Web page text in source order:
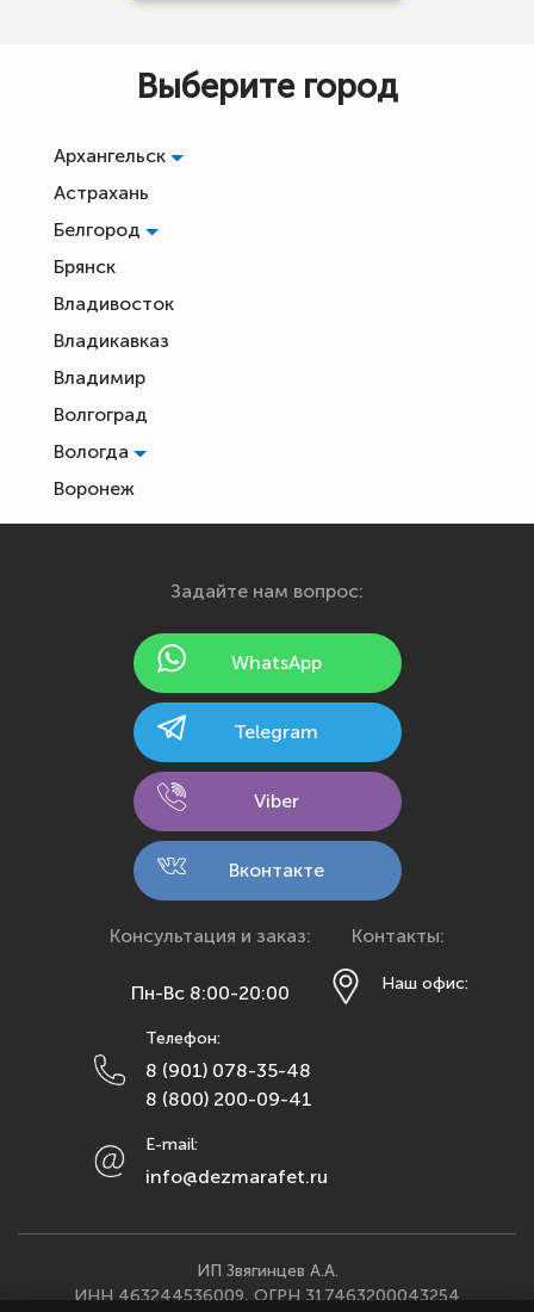
Выберите город
Архангельск
Астрахань
Белгород
Брянск
Владивосток
Владикавказ
Владимир
Волгоград
Вологда
Воронеж
Екатеринбург
Йошкар-Ола
Калининград
Кемерово
Кострома
Краснодар
Красноярск
Махачкала
Москва
Набережные Челны
Нижний Новгород
Орел
Задайте нам вопрос:
WhatsApp
Telegram
Viber
Вконтакте
Консультация и заказ:
Пн-Вс 8:00-20:00
Телефон:
8 (901) 078-35-48
8 (800) 200-09-41
E-mail:
info@dezmarafet.ru
Контакты:
Наш офис:
ИП Звягинцев А.А.
ИНН 463244536009, ОГРН 317463200043254